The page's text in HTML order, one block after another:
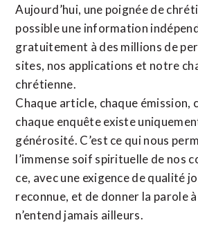
Aujourd’hui, une poignée de
possible une information
gratuitement à des millions de
sites, nos applications et notre
chrétienne.
Chaque article, chaque émission,
chaque enquête existe
générosité. C’est ce qui nous
l’immense soif spirituelle de nos
ce, avec une exigence de qualité
reconnue, et de donner la parole à
n’entend jamais ailleurs.